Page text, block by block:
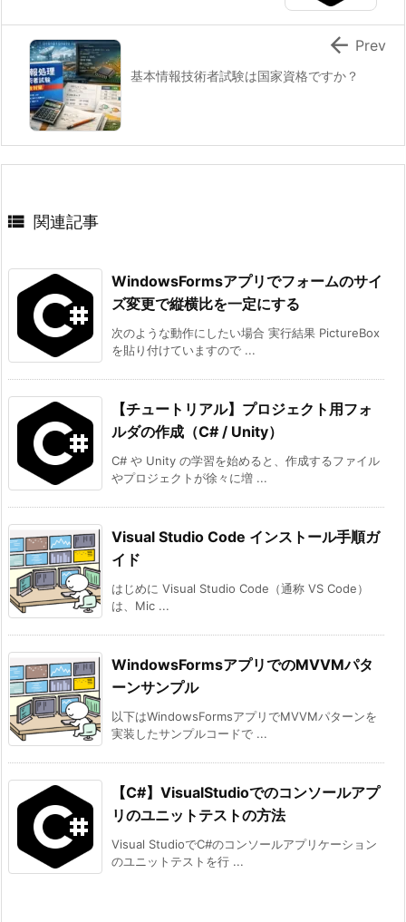
基本情報技術者試験は国家資格ですか？
 Prev
 関連記事
WindowsFormsアプリでフォームのサイ
ズ変更で縦横比を一定にする
次のような動作にしたい場合 実行結果 PictureBox
を貼り付けていますので ...
【チュートリアル】プロジェクト用フォ
ルダの作成（C# / Unity）
C# や Unity の学習を始めると、作成するファイル
やプロジェクトが徐々に増 ...
Visual Studio Code インストール手順ガ
イド
はじめに Visual Studio Code（通称 VS Code）
は、Mic ...
WindowsFormsアプリでのMVVMパタ
ーンサンプル
以下はWindowsFormsアプリでMVVMパターンを
実装したサンプルコードで ...
【C#】VisualStudioでのコンソールアプ
リのユニットテストの方法
Visual StudioでC#のコンソールアプリケーション
のユニットテストを行 ...